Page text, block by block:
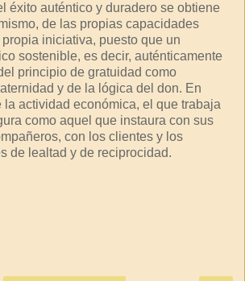
éxito auténtico y duradero se obtiene
de las propias capacidades
iniciativa, puesto que un
sostenible, es decir, auténticamente
principio de gratuidad como
y de la lógica del don. En
la actividad económica, el que trabaja
como aquel que instaura con sus
con los clientes y los
de lealtad y de reciprocidad.